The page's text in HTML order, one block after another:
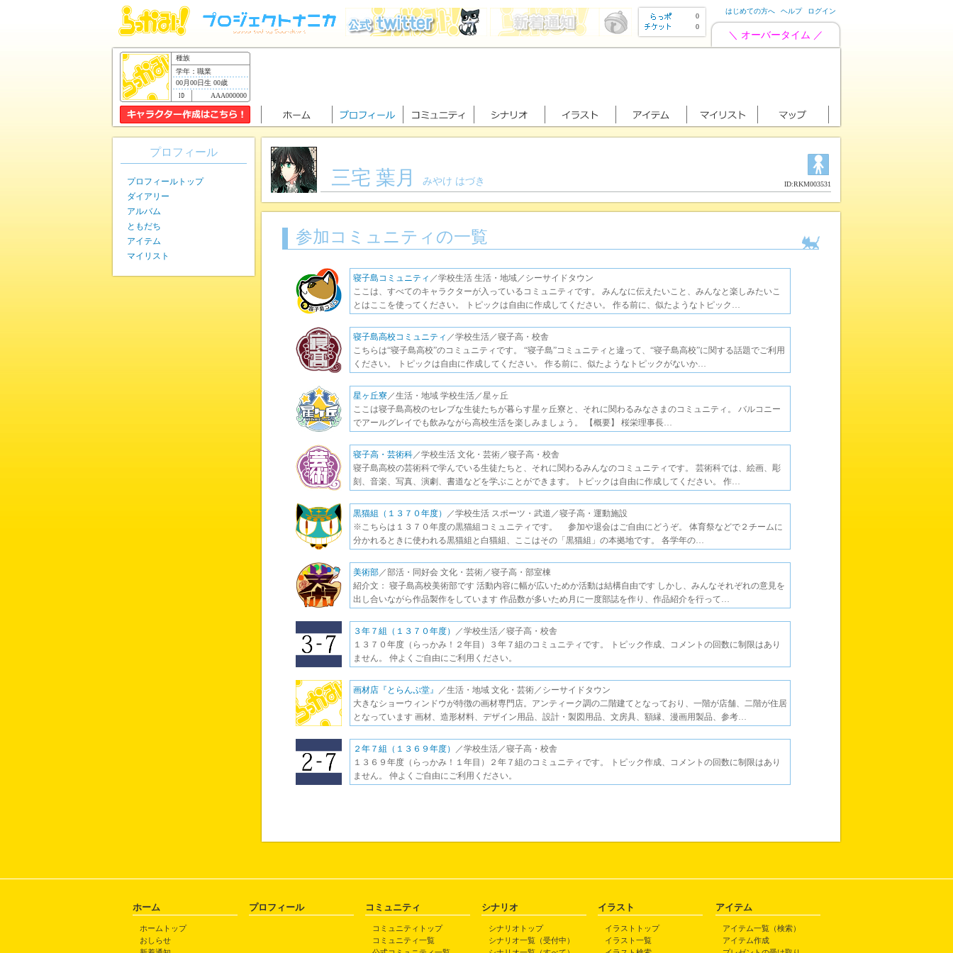
0
0
はじめての方へ ヘルプ ログイン
＼ オーバータイム ／
種族
学年：職業
00月00日生 00歳
AAA000000
三宅 葉月 みやけ はづき ID:RKM003531
参加コミュニティの一覧
寝子島コミュニティ ／学校生活 生活・地域／シーサイドタウン
ここは、すべてのキャラクターが入っているコミュニティです。 みんなに伝えたいこと、みんなと楽しみたいこ
とはここを使ってください。 トピックは自由に作成してください。 作る前に、似たようなトピック…
寝子島高校コミュニティ ／学校生活／寝子高・校舎
こちらは“寝子島高校”のコミュニティです。 “寝子島”コミュニティと違って、“寝子島高校”に関する話題でご利用
ください。 トピックは自由に作成してください。 作る前に、似たようなトピックがないか…
星ヶ丘寮／生活・地域 学校生活／星ヶ丘
ここは寝子島高校のセレブな生徒たちが暮らす星ヶ丘寮と、それに関わるみなさまのコミュニティ。 バルコニー
でアールグレイでも飲みながら高校生活を楽しみましょう。 【概要】 桜栄理事長…
寝子高・芸術科／学校生活 文化・芸術／寝子高・校舎
寝子島高校の芸術科で学んでいる生徒たちと、それに関わるみんなのコミュニティです。 芸術科では、絵画、彫
刻、音楽、写真、演劇、書道などを学ぶことができます。 トピックは自由に作成してください。 作…
黒猫組（１３７０年度）
／学校生活 スポーツ・武道／寝子高・運動施設
※こちらは１３７０年度の黒猫組コミュニティです。 参加や退会はご自由にどうぞ。 体育祭などで２チームに
分かれるときに使われる黒猫組と白猫組、ここはその「黒猫組」の本拠地です。 各学年の…
美術部／部活・同好会 文化・芸術／寝子高・部室棟
紹介文： 寝子島高校美術部です 活動内容に幅が広いためか活動は結構自由です しかし、みんなそれぞれの意見を
出し合いながら作品製作をしています 作品数が多いため月に一度部誌を作り、作品紹介を行って…
３年７組（１３７０年度）
／学校生活／寝子高・校舎
１３７０年度（らっかみ！２年目）３年７組のコミュニティです。 トピック作成、コメントの回数に制限はあり
ません。 仲よくご自由にご利用ください。
画材店『とらんぷ堂』
／生活・地域 文化・芸術／シーサイドタウン
大きなショーウィンドウが特徴の画材専門店。アンティーク調の二階建てとなっており、一階が店舗、二階が住居
となっています 画材、造形材料、デザイン用品、設計・製図用品、文房具、額縁、漫画用製品、参考…
２年７組（１３６９年度）
／学校生活／寝子高・校舎
１３６９年度（らっかみ！１年目）２年７組のコミュニティです。 トピック作成、コメントの回数に制限はあり
ません。 仲よくご自由にご利用ください。
プロフィール
プロフィールトップ
ダイアリー
アルバム
ともだち
アイテム
マイリスト
ホーム
ホームトップ
おしらせ
プロフィール コミュニティ
コミュニティトップ
コミュニティ一覧
シナリオ
シナリオトップ
シナリオ一覧（受付中）
イラスト
イラストトップ
イラスト一覧
アイテム
アイテム一覧（検索）
アイテム作成